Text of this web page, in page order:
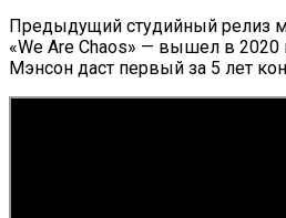
Предыдущий студийный релиз
«We Are Chaos» — вышел в 2020
Мэнсон даст первый за 5 лет